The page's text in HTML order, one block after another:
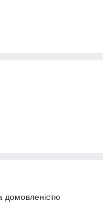
домовленістю